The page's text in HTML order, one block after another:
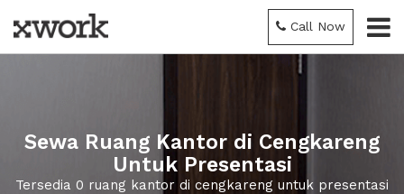
Call Now
Sewa Ruang Kantor di Cengkareng
Untuk Presentasi
Tersedia 0 ruang kantor di cengkareng untuk presentasi